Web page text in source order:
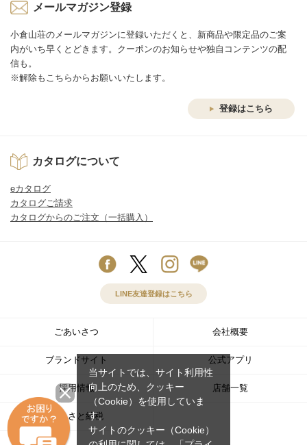
メールマガジン登録
小倉山荘のメールマガジンに登録いただくと、新商品や限定品のご案
内がいち早くとどきます。クーポンのお知らせや独自コンテンツの配
信も。
※解除もこちらからお願いいたします。
登録はこちら
カタログについて
eカタログ
カタログご請求
カタログからのご注文（一括購入）
LINE友達登録はこちら
ごあいさつ 会社概要
ブランドサイト 公式アプリ
採用情報 店舗一覧
ふるさと納税
当サイトでは、サイト利用性
向上のため、クッキー
（Cookie）を使用していま
す。
サイトのクッキー（Cookie）